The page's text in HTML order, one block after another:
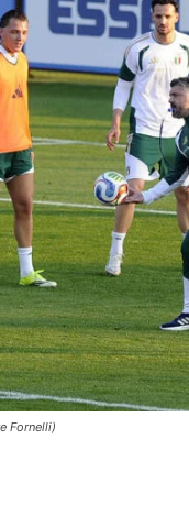
Fornelli)